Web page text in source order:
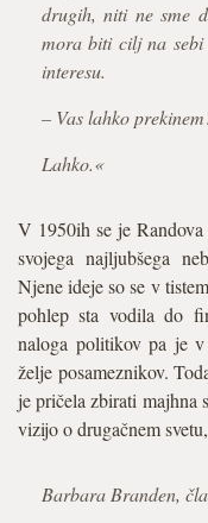
drugih, niti ne sme
mora biti cilj na sebi
interesu.
– Vas lahko
Lahko.«
V 1950ih se je
svojega najljubšega
Njene ideje so se v
pohlep sta vodila do
naloga politikov pa je
želje posameznikov.
je pričela zbirati majhna
vizijo o drugačnem
Barbara Branden,